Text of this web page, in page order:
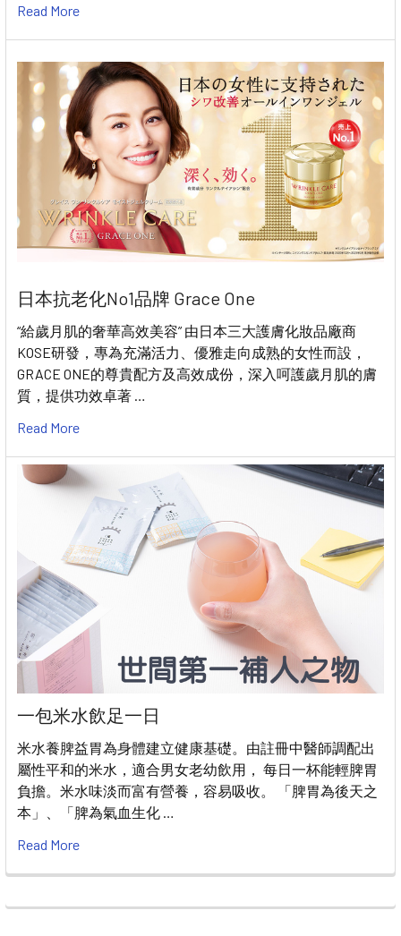
Read More
日本抗老化No1品牌 Grace One
“給歲月肌的奢華高效美容” 由日本三大護膚化妝品廠商
KOSE研發，專為充滿活力、優雅走向成熟的女性而設，
GRACE ONE的尊貴配方及高效成份，深入呵護歲月肌的膚
質，提供功效卓著 …
Read More
一包米水飲足一日
米水養脾益胃為身體建立健康基礎。由註冊中醫師調配出
屬性平和的米水，適合男女老幼飲用， 每日一杯能輕脾胃
負擔。米水味淡而富有營養，容易吸收。 「脾胃為後天之
本」、「脾為氣血生化 …
Read More